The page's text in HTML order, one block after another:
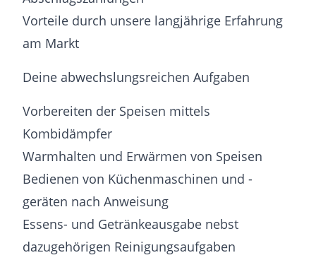
Vorteile durch unsere langjährige Erfahrung
am Markt
Deine abwechslungsreichen Aufgaben
Vorbereiten der Speisen mittels
Kombidämpfer
Warmhalten und Erwärmen von Speisen
Bedienen von Küchenmaschinen und -
geräten nach Anweisung
Essens- und Getränkeausgabe nebst
dazugehörigen Reinigungsaufgaben